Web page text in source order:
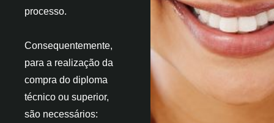
processo.
Consequentemente,
para a realização da
compra do diploma
técnico ou superior,
são necessários: